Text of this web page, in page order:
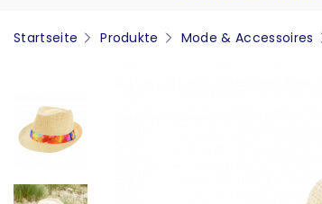
Startseite Produkte Mode & Accessoires